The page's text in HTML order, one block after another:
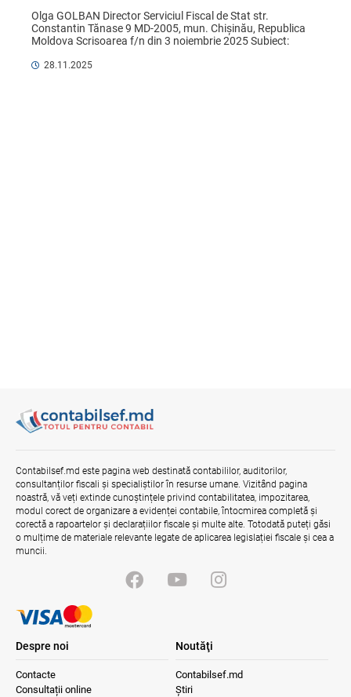
Olga GOLBAN Director Serviciul Fiscal de Stat str.
Constantin Tănase 9 MD-2005, mun. Chișinău, Republica
Moldova Scrisoarea f/n din 3 noiembrie 2025 Subiect:
28.11.2025
Contabilsef.md este pagina web destinată contabililor, auditorilor,
consultanților fiscali și specialiștilor în resurse umane. Vizitând pagina
noastră, vă veți extinde cunoștințele privind contabilitatea, impozitarea,
modul corect de organizare a evidenței contabile, întocmirea completă și
corectă a rapoartelor și declarațiilor fiscale și multe alte. Totodată puteți găsi
o mulțime de materiale relevante legate de aplicarea legislației fiscale și cea a
muncii.
Despre noi
Contacte
Consultații online
Noutăţi
Contabilsef.md
Știri